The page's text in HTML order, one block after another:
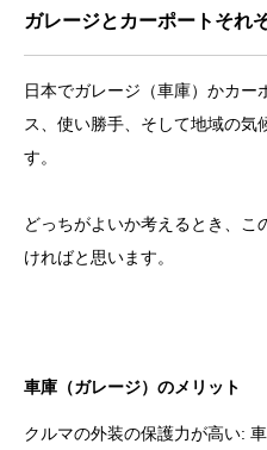
ガレージとカーポートそれ
日本でガレージ（車庫）かカー
ス、使い勝手、そして地域の気
す。
どっちがよいか考えるとき、
ければと思います。
車庫（ガレージ）のメリット
クルマの外装の保護力が高い: